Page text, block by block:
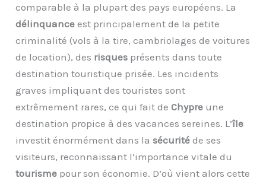
comparable à la plupart des pays européens. La
délinquance est principalement de la petite
criminalité (vols à la tire, cambriolages de voitures
de location), des risques présents dans toute
destination touristique prisée. Les incidents
graves impliquant des touristes sont
extrêmement rares, ce qui fait deChypre une
destination propice à des vacances sereines. L’île
investit énormément dans lasécurité de ses
visiteurs, reconnaissant l’importance vitale du
tourisme pour son économie. D’où vient alors cette